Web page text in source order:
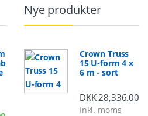
Nye produkter
Crown Truss
15 U-form 4 x
6 m - sort
DKK28,336.00
Inkl. moms